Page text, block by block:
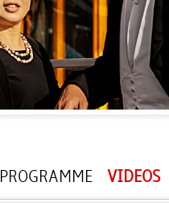
PROGRAMME VIDEOS